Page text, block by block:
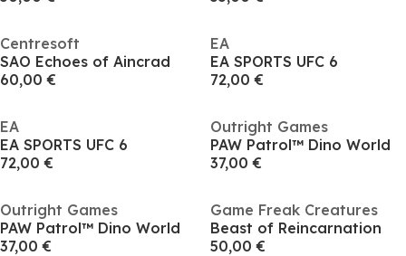
Centresoft
SAO Echoes of Aincrad
60,00 €
EA
EA SPORTS UFC 6
72,00 €
EA
EA SPORTS UFC 6
72,00 €
Outright Games
PAW Patrol™ Dino World
37,00 €
Outright Games
PAW Patrol™ Dino World
37,00 €
Game Freak Creatures
Beast of Reincarnation
50,00 €